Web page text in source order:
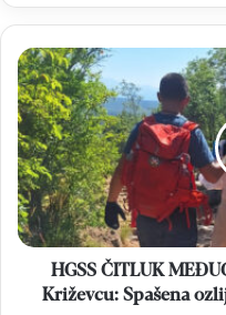
HGSS
ČITLUK
MEĐUGORJE
Nova
intervencija
na
Križevcu:
Spašena
ozlijeđena
hodočasnica
HGSS ČITLUK
Križevcu: Spašena